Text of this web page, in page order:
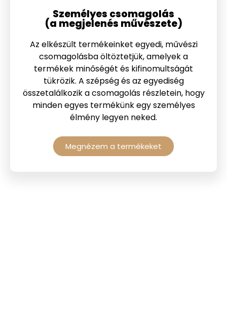
Személyes csomagolás
(a megjelenés művészete)
Az elkészült termékeinket egyedi, művészi
csomagolásba öltöztetjük, amelyek a
termékek minőségét és kifinomultságát
tükrözik. A szépség és az egyediség
összetalálkozik a csomagolás részletein, hogy
minden egyes termékünk egy személyes
élmény legyen neked.
Megnézem a termékeket